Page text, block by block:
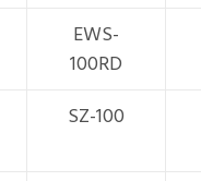
EWS-
100RD
SZ-100